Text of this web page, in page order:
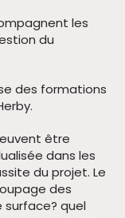
les
du
des formations
être
dans les
du projet. Le
des
surface? quel